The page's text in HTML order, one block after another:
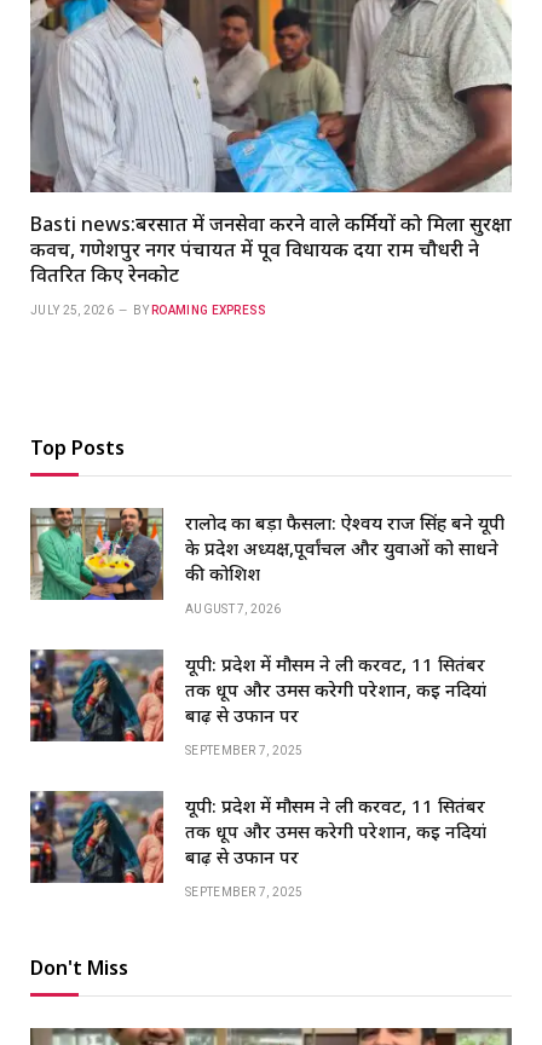
Basti news:बरसात में जनसेवा करने वाले कर्मियों को मिला सुरक्षा
कवच, गणेशपुर नगर पंचायत में पूर्व विधायक दया राम चौधरी ने
वितरित किए रेनकोट
JULY 25, 2026 BY ROAMING EXPRESS
Top Posts
रालोद का बड़ा फैसला: ऐश्वर्य राज सिंह बने यूपी
के प्रदेश अध्यक्ष,पूर्वांचल और युवाओं को साधने
की कोशिश
AUGUST 7, 2026
यूपी: प्रदेश में मौसम ने ली करवट, 11 सितंबर
तक धूप और उमस करेगी परेशान, कई नदियां
बाढ़ से उफान पर
SEPTEMBER 7, 2025
यूपी: प्रदेश में मौसम ने ली करवट, 11 सितंबर
तक धूप और उमस करेगी परेशान, कई नदियां
बाढ़ से उफान पर
SEPTEMBER 7, 2025
Don't Miss